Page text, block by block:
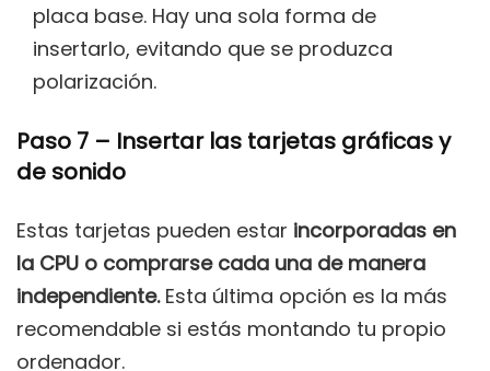
placa base. Hay una sola forma de
insertarlo, evitando que se produzca
polarización.
Paso 7 – Insertar las tarjetas gráficas y
de sonido
Estas tarjetas pueden estar incorporadas en
la CPU o comprarse cada una de manera
independiente.Esta última opción es la más
recomendable si estás montando tu propio
ordenador.